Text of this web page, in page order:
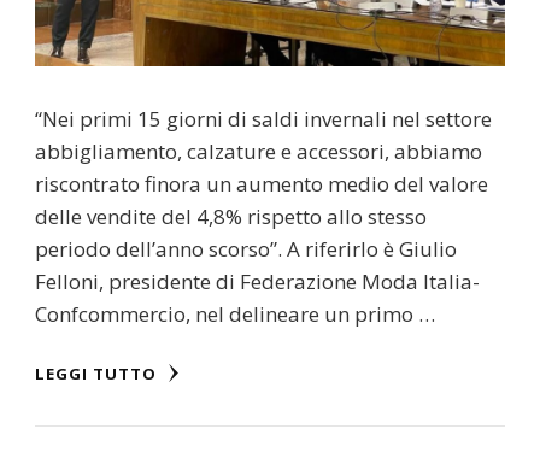
“Nei primi 15 giorni di saldi invernali nel settore
abbigliamento, calzature e accessori, abbiamo
riscontrato finora un aumento medio del valore
delle vendite del 4,8% rispetto allo stesso
periodo dell’anno scorso”. A riferirlo è Giulio
Felloni, presidente di Federazione Moda Italia-
Confcommercio, nel delineare un primo …
LEGGI TUTTO